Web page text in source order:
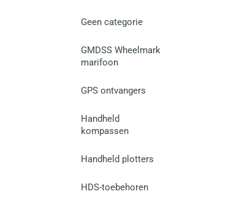
Geen categorie
GMDSS Wheelmark
marifoon
GPS ontvangers
Handheld
kompassen
Handheld plotters
HDS-toebehoren